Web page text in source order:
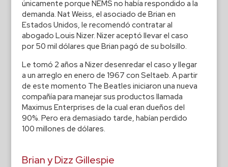
únicamente porque NEMS no había respondido a la
demanda. Nat Weiss, el asociado de Brian en
Estados Unidos, le recomendó contratar al
abogado Louis Nizer. Nizer aceptó llevar el caso
por 50 mil dólares que Brian pagó de su bolsillo.
Le tomó 2 años a Nizer desenredar el caso y llegar
a un arreglo en enero de 1967 con Seltaeb. A partir
de este momento The Beatles iniciaron una nueva
compañía para manejar sus productos llamada
Maximus Enterprises de la cual eran dueños del
90%. Pero era demasiado tarde, habían perdido
100 millones de dólares.
Brian y Dizz Gillespie